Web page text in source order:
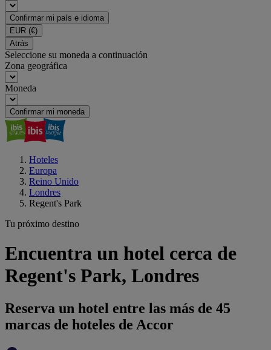
Confirmar mi país e idioma
EUR (€)
Atrás
Seleccione su moneda a continuación
Zona geográfica
Moneda
Confirmar mi moneda
Hoteles
Europa
Reino Unido
Londres
Regent's Park
Tu próximo destino
Encuentra un hotel cerca de
Regent's Park, Londres
Reserva un hotel entre las más de 45
marcas de hoteles de Accor